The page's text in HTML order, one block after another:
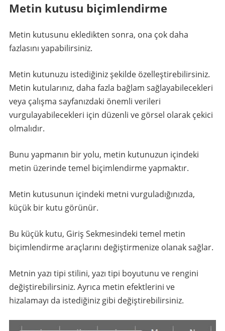
Metin kutusu biçimlendirme
Metin kutusunu ekledikten sonra, ona çok daha
fazlasını yapabilirsiniz.
Metin kutunuzu istediğiniz şekilde özelleştirebilirsiniz.
Metin kutularınız, daha fazla bağlam sağlayabilecekleri
veya çalışma sayfanızdaki önemli verileri
vurgulayabilecekleri için düzenli ve görsel olarak çekici
olmalıdır.
Bunu yapmanın bir yolu, metin kutunuzun içindeki
metin üzerinde temel biçimlendirme yapmaktır.
Metin kutusunun içindeki metni vurguladığınızda,
küçük bir kutu görünür.
Bu küçük kutu, Giriş Sekmesindeki temel metin
biçimlendirme araçlarını değiştirmenize olanak sağlar.
Metnin yazı tipi stilini, yazı tipi boyutunu ve rengini
değiştirebilirsiniz. Ayrıca metin efektlerini ve
hizalamayı da istediğiniz gibi değiştirebilirsiniz.